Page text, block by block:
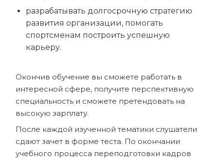
разрабатывать долгосрочную стратегию
развития организации, помогать
спортсменам построить успешную
карьеру.
Окончив обучение вы сможете работать в
интересной сфере, получите перспективную
специальность и сможете претендовать на
высокую зарплату.
После каждой изученной тематики слушатели
сдают зачет в форме теста. По окончании
учебного процесса переподготовки кадров